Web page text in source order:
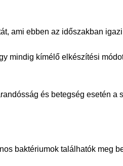
ami ebben az időszakban
mindig kímélő elkészítési
és betegség esetén
baktériumok találhatók meg